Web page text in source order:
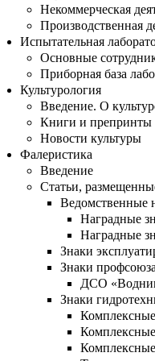
Некоммерческая
Производственная
Испытательная
Основные
Приборная база
Культурология
Введение. О
Книги и препринты
Новости культуры
Фалеристика
Введение
Статьи,
Ведомственные
Наградные
Наградные
Знаки
Знаки
ДСО
Знаки